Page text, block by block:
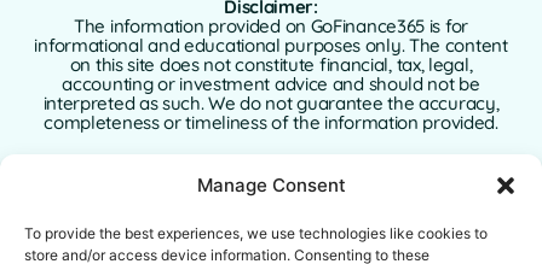
Manage Consent
To provide the best experiences, we use technologies like cookies to
store and/or access device information. Consenting to these
Disclaimer:
The information provided on GoFinance365 is for
informational and educational purposes only. The content
on this site does not constitute financial, tax, legal,
accounting or investment advice and should not be
interpreted as such. We do not guarantee the accuracy,
completeness or timeliness of the information provided.
tax decisions made by users based on the content of this
and licensed professional advisor in your country of
residence before making any decisions regarding your